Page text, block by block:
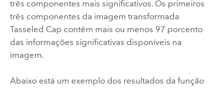
três componentes mais significativos. Os primeiros
três componentes da imagem transformada
Tasseled Cap contêm mais ou menos 97 porcento
das informações significativas disponíveis na
imagem.
Abaixo está um exemplo dos resultados da função